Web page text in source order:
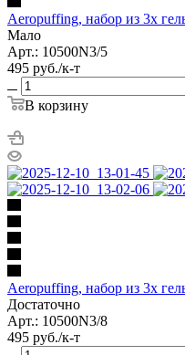
Aeropuffing, набор из 3х
Мало
Арт.: 10500N3/5
495 руб./к-т
В корзину
Aeropuffing, набор из 3х
Достаточно
Арт.: 10500N3/8
495 руб./к-т